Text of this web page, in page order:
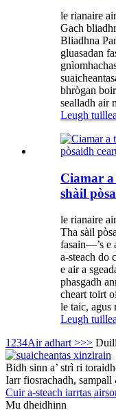
le rianaire
Gach
Bliadhna
gluasadan
bhrògan
sealladh air
Leugh
Ciamar
shàil
le rianaire
Tha sàil
fasain—’s e
a-steach do
e air a
phasgadh
cheart toirt
le taic, agus
Leugh
1 234Air adhart >>>
Bidh sinn a’ strì ri
Iarr fiosrachadh,
Cuir a-steach iarrtas
Mu dheidhinn